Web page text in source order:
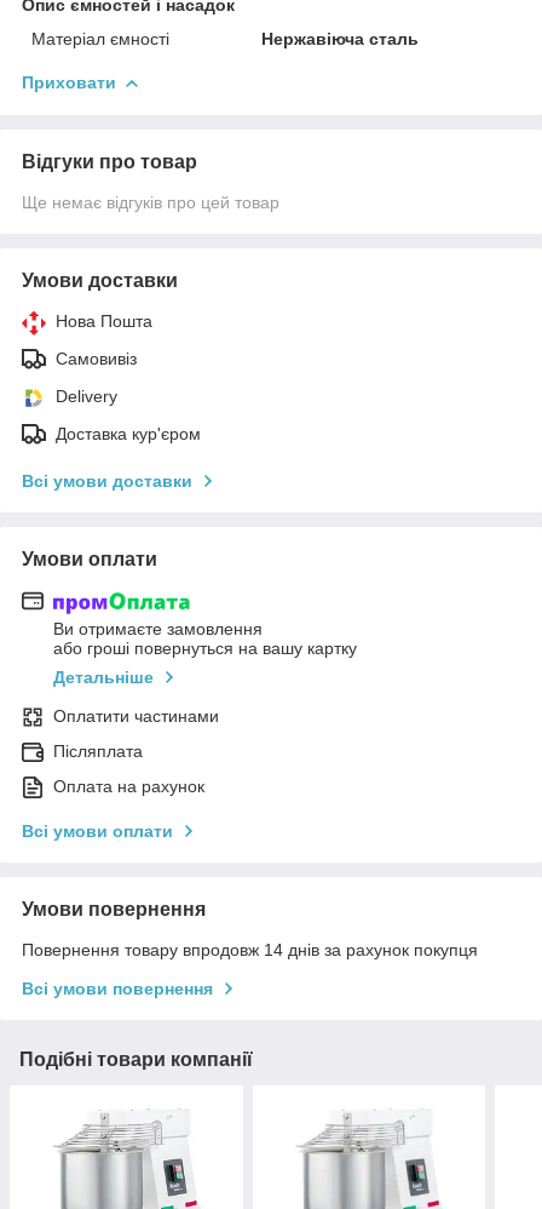
Опис ємностей і насадок
Матеріал ємності
Нержавіюча сталь
Приховати
Відгуки про товар
Ще немає відгуків про цей товар
Умови доставки
Нова Пошта
Самовивіз
Delivery
Доставка кур'єром
Всі умови доставки
Умови оплати
Ви отримаєте замовлення
або гроші повернуться на вашу картку
Детальніше
Оплатити частинами
Післяплата
Оплата на рахунок
Всі умови оплати
Умови повернення
Повернення товару впродовж 14 днів за рахунок покупця
Всі умови повернення
Подібні товари компанії